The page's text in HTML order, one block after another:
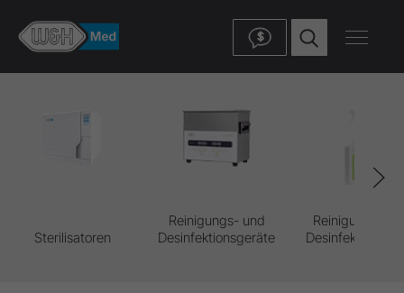
$
Sterilisatoren
Reinigungs- und
Desinfektionsgeräte
Reinigungs-